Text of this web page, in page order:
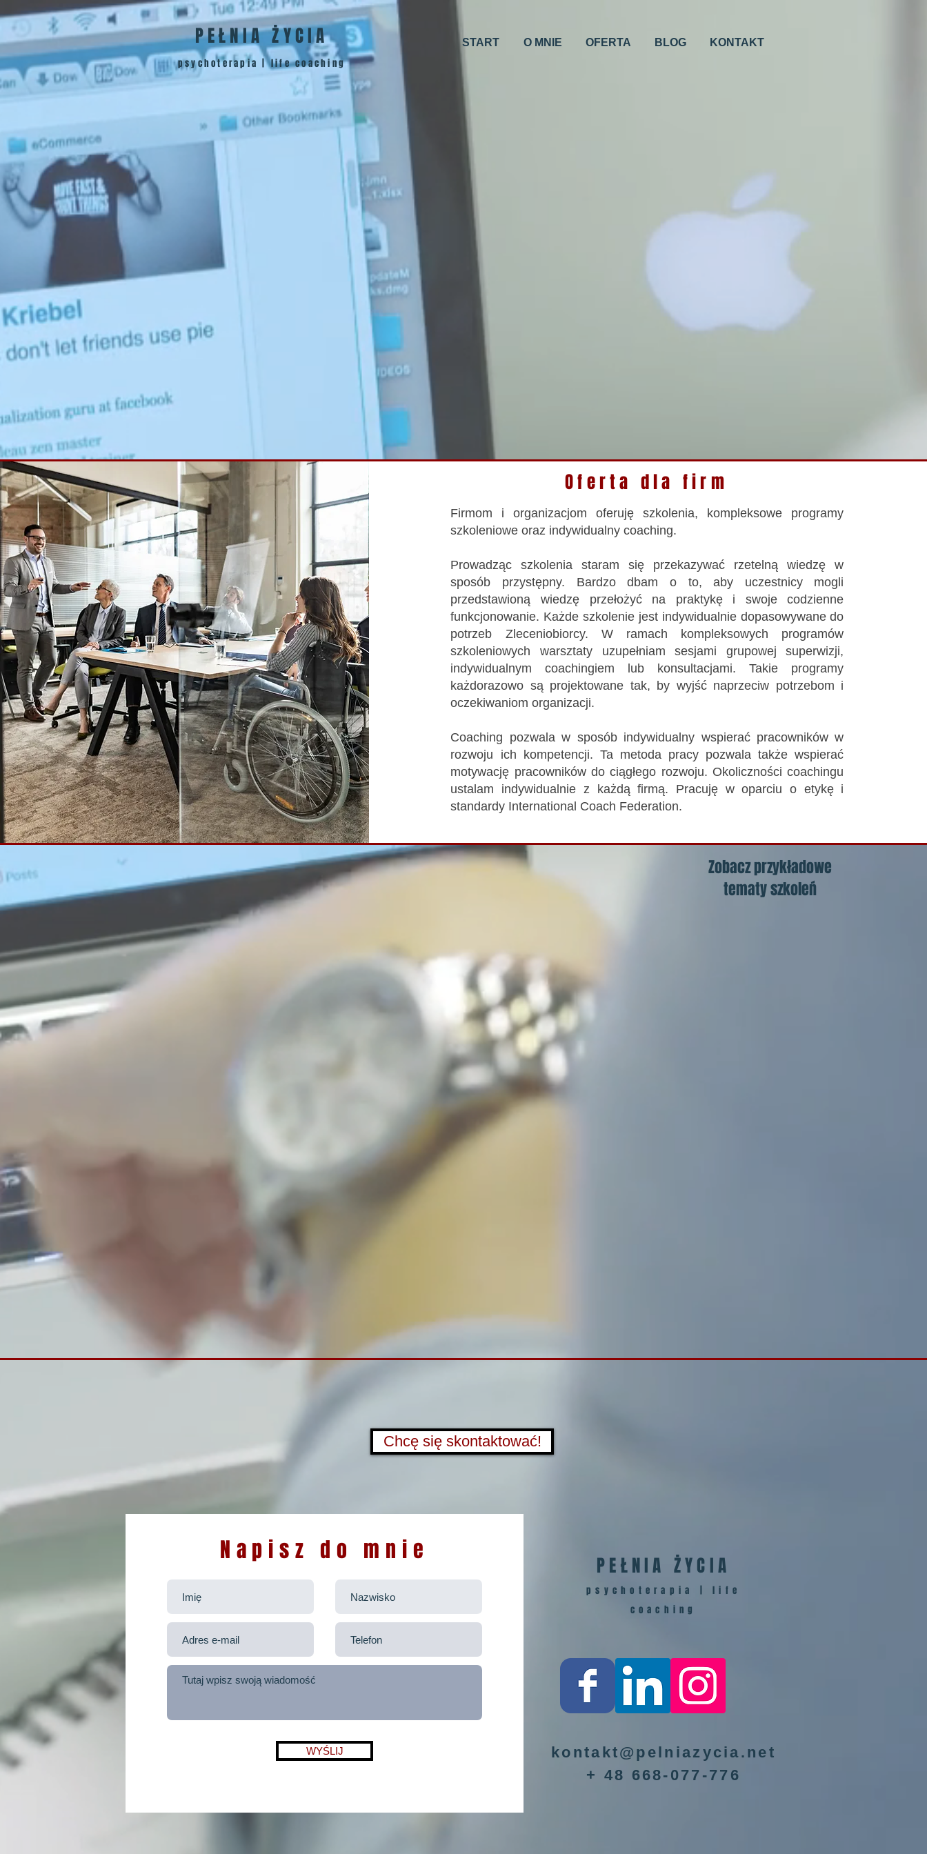
PEŁNIA ŻYCIA
psychoterapia | life coaching
START O MNIE OFERTA BLOG KONTAKT
Zobacz przykładowe
tematy szkoleń
Oferta dla firm
Firmom i organizacjom oferuję szkolenia, kompleksowe programy
szkoleniowe oraz indywidualny coaching.
Prowadząc szkolenia staram się przekazywać rzetelną wiedzę w
sposób przystępny. Bardzo dbam o to, aby uczestnicy mogli
przedstawioną wiedzę przełożyć na praktykę i swoje codzienne
funkcjonowanie. Każde szkolenie jest indywidualnie dopasowywane do
potrzeb Zleceniobiorcy. W ramach kompleksowych programów
szkoleniowych warsztaty uzupełniam sesjami grupowej superwizji,
indywidualnym coachingiem lub konsultacjami. Takie programy
każdorazowo są projektowane tak, by wyjść naprzeciw potrzebom i
oczekiwaniom organizacji.
Coaching pozwala w sposób indywidualny wspierać pracowników w
rozwoju ich kompetencji. Ta metoda pracy pozwala także wspierać
motywację pracowników do ciągłego rozwoju. Okoliczności coachingu
ustalam indywidualnie z każdą firmą. Pracuję w oparciu o etykę i
standardy International Coach Federation.
Chcę się skontaktować!
Napisz do mnie
WYŚLIJ
PEŁNIA ŻYCIA
psychoterapia | life
coaching
kontakt@pelniazycia.net
+ 48 668-077-776